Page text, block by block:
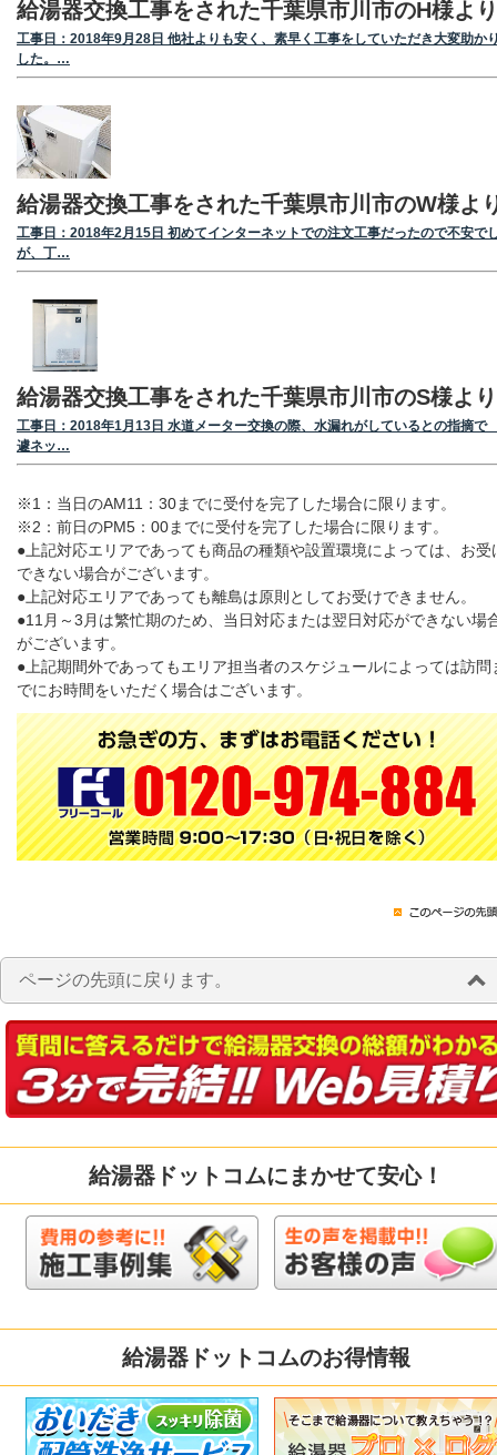
給湯器交換工事をされた千葉県市川市のH様より
工事日：2018年9月28日 他社よりも安く、素早く工事をしていただき大変助か
した。…
給湯器交換工事をされた千葉県市川市のW様よ
工事日：2018年2月15日 初めてインターネットでの注文工事だったので不安で
が、丁…
給湯器交換工事をされた千葉県市川市のS様より
工事日：2018年1月13日 水道メーター交換の際、水漏れがしているとの指摘
遽ネッ…
※1：当日のAM11：30までに受付を完了した場合に限ります。
※2：前日のPM5：00までに受付を完了した場合に限ります。
●上記対応エリアであっても商品の種類や設置環境によっては、お受
できない場合がございます。
●上記対応エリアであっても離島は原則としてお受けできません。
●11月～3月は繁忙期のため、当日対応または翌日対応ができない場
がございます。
●上記期間外であってもエリア担当者のスケジュールによっては訪問
でにお時間をいただく場合はございます。
ページの先頭に戻ります。
給湯器ドットコムにまかせて安心！
給湯器ドットコムのお得情報